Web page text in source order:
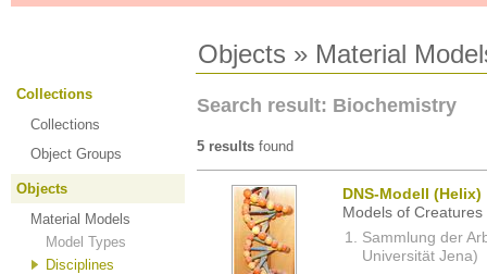
Objects » Material
Collections
Collections
Object Groups
Objects
Material Models
Model Types
Disciplines
Search result: Biochemistry
5 results found
DNS-Modell (Helix)
Models of
Sammlung der
Universität Jena)